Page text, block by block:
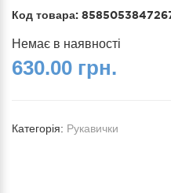
Код товара:
Немає в наявності
630.00 грн.
Категорія: Рукавички